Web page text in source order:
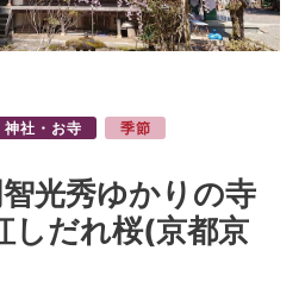
神社・お寺 季節
光秀ゆかりの寺
しだれ桜(京都京